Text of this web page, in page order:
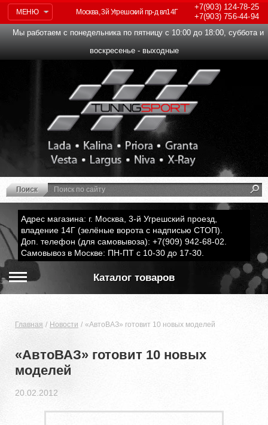
МЕНЮ
+7(903)124-78-25
+7(903)756-44-94
Москва, 3й Угрешский пр-д вл14Г
Мы работаем с понедельника по пятницу с 10:00 до 18:00, суббота и
воскресенье - выходные
Адрес магазина: г. Москва, 3-й Угрешский проезд,
владение 14Г (зелёные ворота с надписью СТОП).
Доп. телефон (для самовывоза): +7(909) 942-68-02.
Самовывоз в Москве: ПН-ПТ с 10-30 до 17-30.
Каталог товаров
Главная Новости «АвтоВАЗ» готовит 10 новых моделей
«АвтоВАЗ» готовит 10 новых
моделей
20.02.2012